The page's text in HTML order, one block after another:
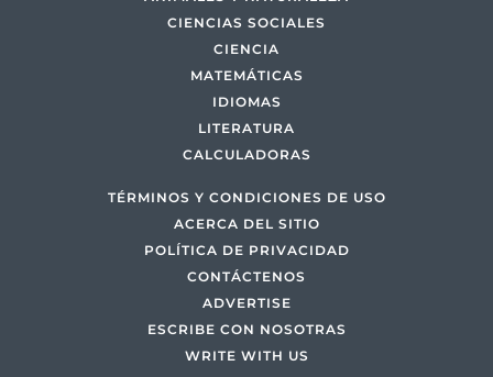
CIENCIAS SOCIALES
CIENCIA
MATEMÁTICAS
IDIOMAS
LITERATURA
CALCULADORAS
TÉRMINOS Y CONDICIONES DE USO
ACERCA DEL SITIO
POLÍTICA DE PRIVACIDAD
CONTÁCTENOS
ADVERTISE
ESCRIBE CON NOSOTRAS
WRITE WITH US